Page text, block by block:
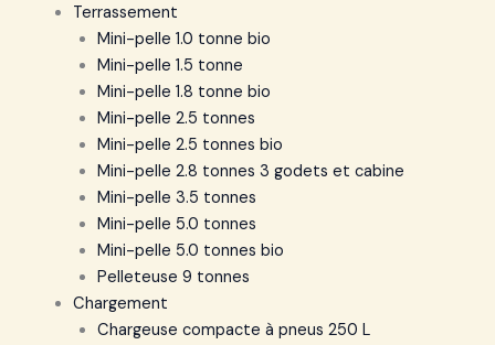
Terrassement
Mini-pelle 1.0 tonne bio
Mini-pelle 1.5 tonne
Mini-pelle 1.8 tonne bio
Mini-pelle 2.5 tonnes
Mini-pelle 2.5 tonnes bio
Mini-pelle 2.8 tonnes 3 godets et cabine
Mini-pelle 3.5 tonnes
Mini-pelle 5.0 tonnes
Mini-pelle 5.0 tonnes bio
Pelleteuse 9 tonnes
Chargement
Chargeuse compacte à pneus 250 L